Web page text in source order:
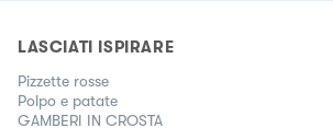
LASCIATI ISPIRARE
Pizzette rosse
Polpo e patate
GAMBERI IN CROSTA